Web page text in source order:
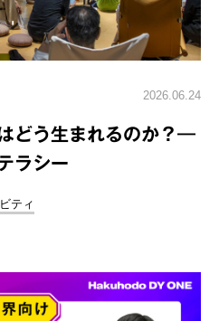
2026.06.24
どう生まれるのか？―
ラシー
ティ